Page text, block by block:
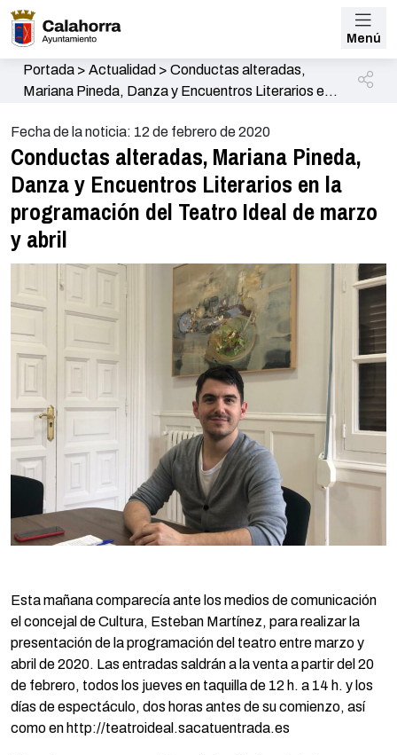
Menú
Portada> Actualidad > Conductas alteradas,
Mariana Pineda, Danza y Encuentros Literarios en
Fecha de la noticia: 12 de febrero de 2020
Conductas alteradas, Mariana Pineda,
Danza y Encuentros Literarios en la
programación del Teatro Ideal de marzo
y abril
Esta mañana comparecía ante los medios de comunicación
el concejal de Cultura, Esteban Martínez, para realizar la
presentación de la programación del teatro entre marzo y
abril de 2020. Las entradas saldrán a la venta a partir del 20
de febrero, todos los jueves en taquilla de 12 h. a 14 h. y los
días de espectáculo, dos horas antes de su comienzo, así
como en http://teatroideal.sacatuentrada.es